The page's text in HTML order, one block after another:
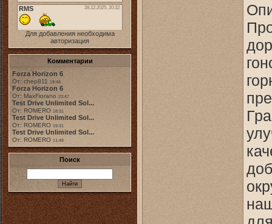
Для добавления необходима
авторизация
Комментарии
Forza Horizon 6
От: chep811 19:48
Forza Horizon 6
От: MaxFiorano 23:47
Test Drive Unlimited Sol...
От: ROMERO 18:31
Test Drive Unlimited Sol...
От: ROMERO 19:31
Test Drive Unlimited Sol...
От: ROMERO 11:49
Поиск